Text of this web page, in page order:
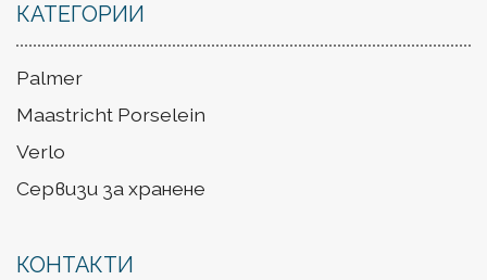
КАТЕГОРИИ
Palmer
Maastricht Porselein
Verlo
Сервизи за хранене
КОНТАКТИ